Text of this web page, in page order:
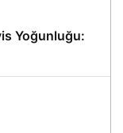
Yoğunluğu: